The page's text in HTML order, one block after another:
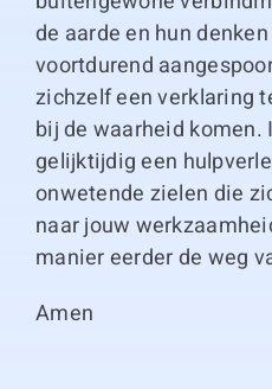
de aarde en hun
voortdurend
zichzelf een verklaring
bij de waarheid komen.
gelijktijdig een
onwetende zielen die
naar jouw
manier eerder de weg
Amen